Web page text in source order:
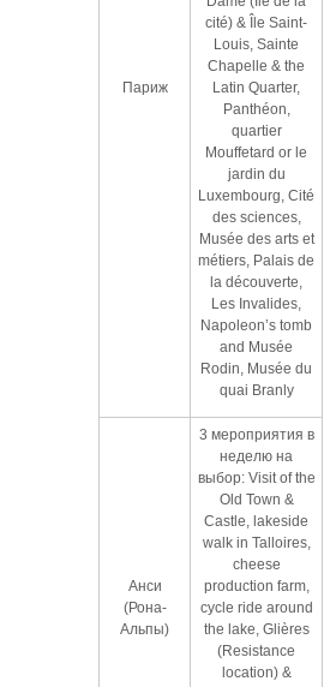
Париж
cité) & Île Saint-
Louis, Sainte
Chapelle & the
Latin Quarter,
Panthéon,
quartier
Mouffetard or le
jardin du
Luxembourg, Cité
des sciences,
Musée des arts et
métiers, Palais de
la découverte,
Les Invalides,
Napoleon’s tomb
and Musée
Rodin, Musée du
quai Branly
Анси
(Рона-
Альпы)
3 мероприятия в
неделю на
выбор: Visit of the
Old Town &
Castle, lakeside
walk in Talloires,
cheese
production farm,
cycle ride around
the lake, Glières
(Resistance
location) &